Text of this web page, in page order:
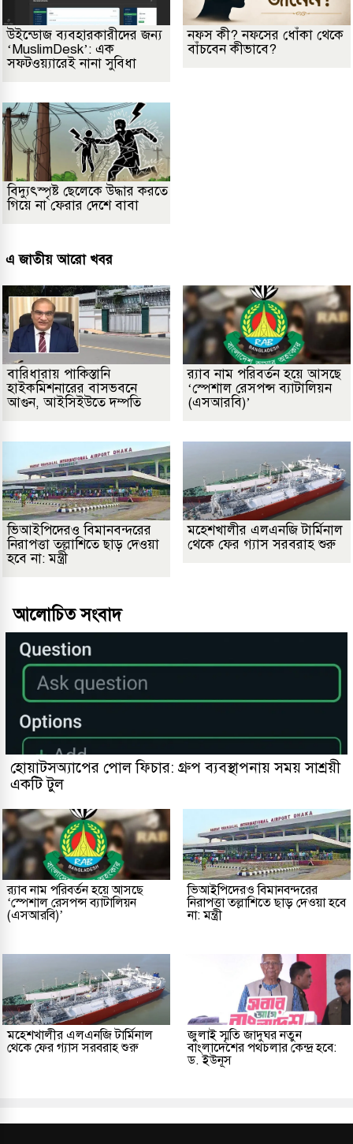
উইন্ডোজ ব্যবহারকারীদের জন্য
‘MuslimDesk’: এক
সফটওয়্যারেই নানা সুবিধা
নফস কী? নফসের ধোঁকা থেকে
বাঁচবেন কীভাবে?
বিদ্যুৎস্পৃষ্ট ছেলেকে উদ্ধার করতে
গিয়ে না ফেরার দেশে বাবা
এ জাতীয় আরো খবর
বারিধারায় পাকিস্তানি
হাইকমিশনারের বাসভবনে
আগুন, আইসিইউতে দম্পতি
র‌্যাব নাম পরিবর্তন হয়ে আসছে
‘স্পেশাল রেসপন্স ব্যাটালিয়ন
(এসআরবি)’
ভিআইপিদেরও বিমানবন্দরের
নিরাপত্তা তল্লাশিতে ছাড় দেওয়া
হবে না: মন্ত্রী
মহেশখালীর এলএনজি টার্মিনাল
থেকে ফের গ্যাস সরবরাহ শুরু
আলোচিত সংবাদ
হোয়াটসঅ্যাপের পোল ফিচার: গ্রুপ ব্যবস্থাপনায় সময় সাশ্রয়ী
একটি টুল
র‌্যাব নাম পরিবর্তন হয়ে আসছে
‘স্পেশাল রেসপন্স ব্যাটালিয়ন
(এসআরবি)’
ভিআইপিদেরও বিমানবন্দরের
নিরাপত্তা তল্লাশিতে ছাড় দেওয়া হবে
না: মন্ত্রী
মহেশখালীর এলএনজি টার্মিনাল
থেকে ফের গ্যাস সরবরাহ শুরু
জুলাই স্মৃতি জাদুঘর নতুন
বাংলাদেশের পথচলার কেন্দ্র হবে:
ড. ইউনূস